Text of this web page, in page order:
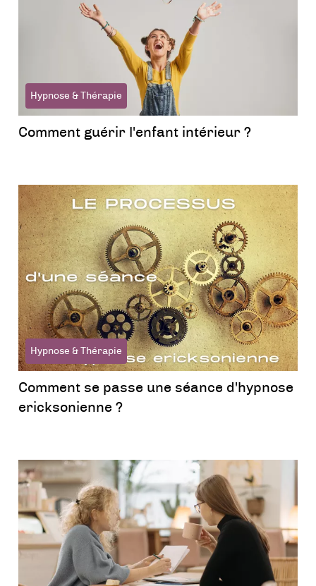
Hypnose & Thérapie
Comment guérir l'enfant intérieur ?
Hypnose & Thérapie
Comment se passe une séance d'hypnose
ericksonienne ?